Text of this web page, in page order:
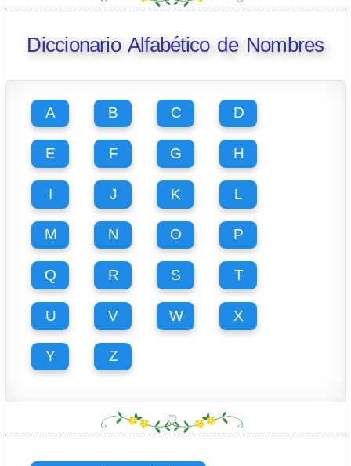
Diccionario Alfabético de Nombres
A B C D
E F G H
I J K L
M N O P
Q R S T
U V W X
Y Z